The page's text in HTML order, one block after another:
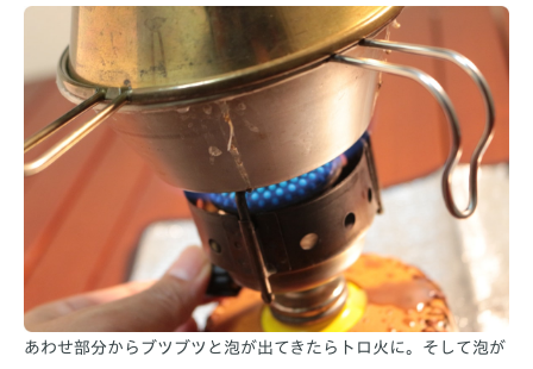
あわせ部分からブツブツと泡が出てきたらトロ火に。そして泡が